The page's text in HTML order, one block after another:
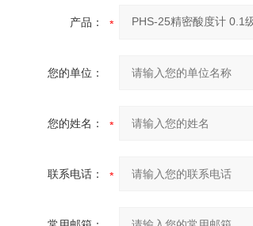
产品：
您的单位：
您的姓名：
联系电话：